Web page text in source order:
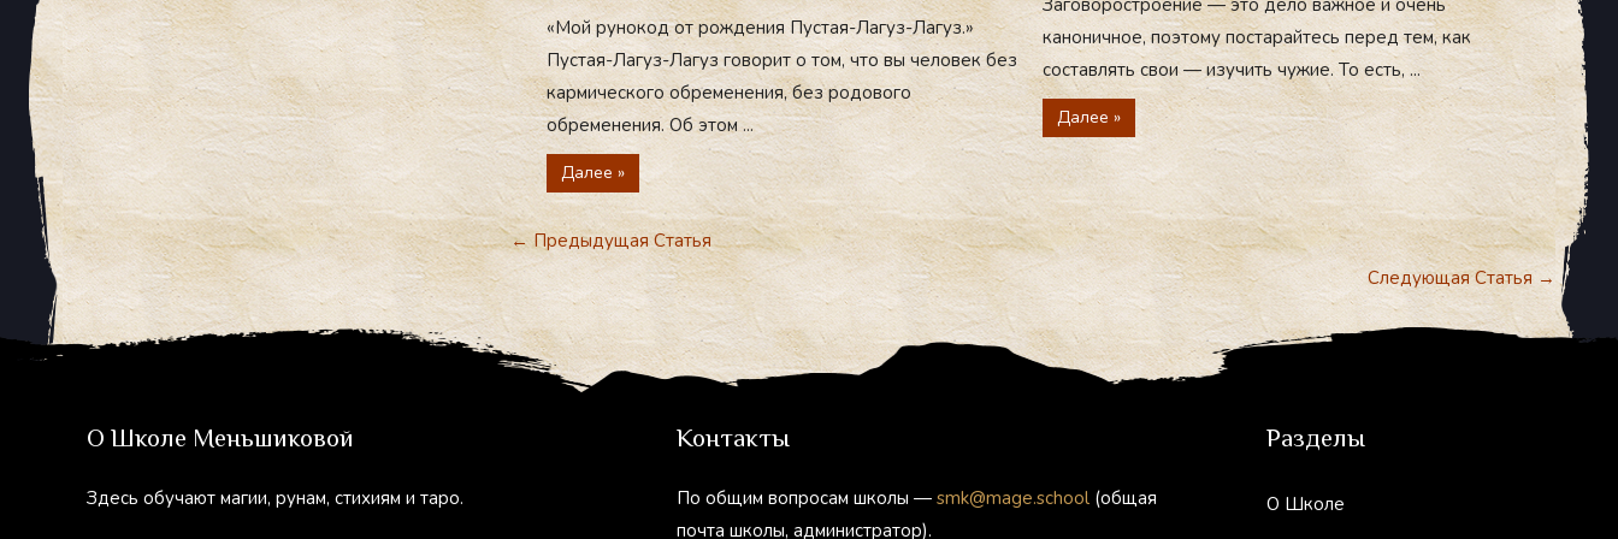
«Мой рунокод от рождения Пустая-Лагуз-Лагуз.»
Пустая-Лагуз-Лагуз говорит о том, что вы человек без
кармического обременения, без родового
обременения. Об этом ...
Далее »
каноничное, поэтому постарайтесь перед тем, как
составлять свои — изучить чужие. То есть, ...
Далее »
←Предыдущая Статья
Следующая Статья →
О Школе Меньшиковой
Здесь обучают магии, рунам, стихиям и таро.
Контакты
По общим вопросам школы — smk@mage.school (общая
почта школы, администратор).
Разделы
О Школе